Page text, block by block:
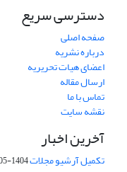
دسترسی سریع
صفحه اصلی
درباره نشریه
اعضای هیات تحریریه
ارسال مقاله
تماس با ما
نقشه سایت
آخرین اخبار
تکمیل آرشیو مجلات1404-05-08